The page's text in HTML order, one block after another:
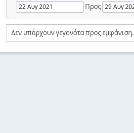
Προς
Δεν υπάρχουν γεγονότα προς εμφάνιση.